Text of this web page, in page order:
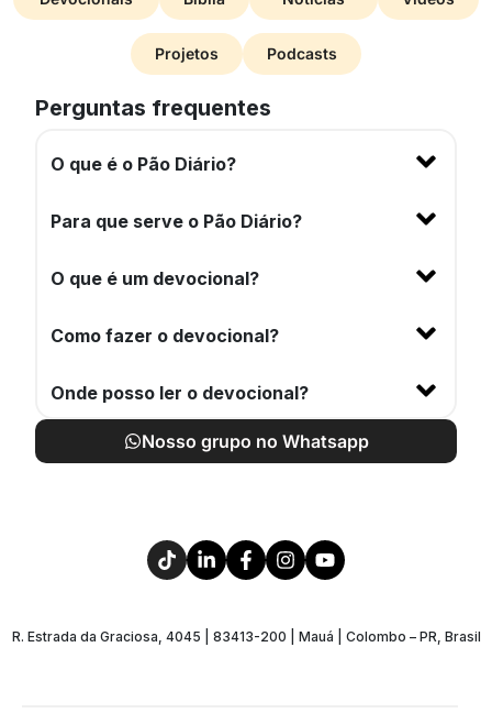
Projetos Podcasts
Perguntas frequentes
O que é o Pão Diário?
Para que serve o Pão Diário?
O que é um devocional?
Como fazer o devocional?
Onde posso ler o devocional?
Nosso grupo no Whatsapp
R. Estrada da Graciosa, 4045 | 83413-200 | Mauá | Colombo – PR, Brasil